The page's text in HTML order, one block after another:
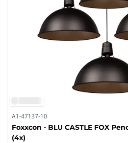
A1-47137-10
Foxxcon - BLU CASTLE FOX
(4x)